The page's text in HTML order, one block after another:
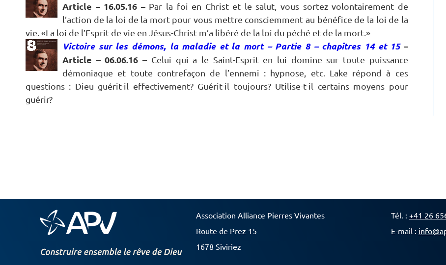
Article – 16.05.16 – Par la foi en Christ et le salut, vous sortez volontairement de
l’action de la loi de la mort pour vous mettre consciemment au bénéfice de la loi de la
vie. «La loi de l’Esprit de vie en Jésus-Christ m’a libéré de la loi du péché et de la mort.»
Victoire sur les démons, la maladie et la mort – Partie 8 – chapitres 14 et 15–
Article – 06.06.16 – Celui qui a le Saint-Esprit en lui domine sur toute puissance
démoniaque et toute contrefaçon de l’ennemi : hypnose, etc. Lake répond à ces
questions : Dieu guérit-il effectivement? Guérit-il toujours? Utilise-t-il certains moyens pour
guérir?
Association Alliance Pierres Vivantes
Route de Prez 15
1678 Siviriez
Tél. : +41 26
E-mail :